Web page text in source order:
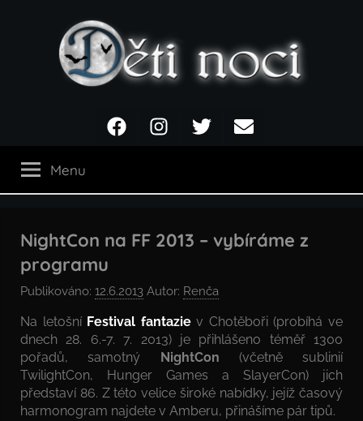
noci
FacebookInstagramTwitter Email
Menu
NightCon na FF 2013 – vybíráme z
programu
Publikováno: 12.6.2013 Autor: Renča
Na letošní Festival fantaziev Chotěboři (probíhá ve
dnech 28. 6.-7. 7. 2013) je přihlášeno téměř 1300
pořadů, samotný NightCon (včetně sublinií
TwilightCon, Hunger Games a SlayerCon) jich
představí 86. Z této velice široké nabídky, jejíž časový
harmonogram najdete v Amberu, přinášíme pár tipů.